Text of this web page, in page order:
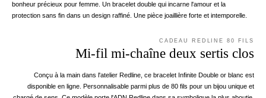
bonheur précieux pour femme. Un bracelet double qui incarne l'amour et la
protection sans fin dans un design raffiné. Une pièce joaillière forte et intemporelle.
CADEAU REDLINE 80 FILS
Mi-fil mi-chaîne deux sertis clos
Conçu à la main dans l'atelier Redline, ce bracelet Infinite Double or blanc est
disponible en ligne. Personnalisable parmi plus de 80 fils pour un bijou unique et